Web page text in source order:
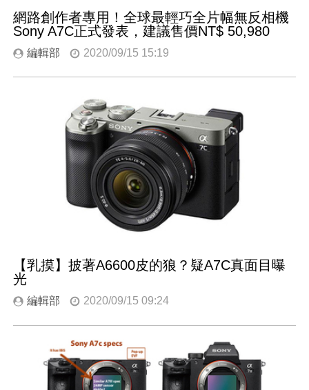
網路創作者專用！全球最輕巧全片幅無反相機
Sony A7C正式發表，建議售價NT$ 50,980
編輯部 2020/09/15 15:19
【乳摸】披著A6600皮的狼？疑A7C真面目曝
光
編輯部 2020/09/15 09:24